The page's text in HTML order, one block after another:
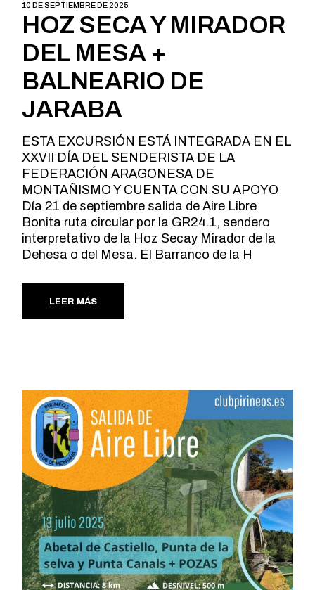
10 DE SEPTIEMBRE DE 2025
HOZ SECA Y MIRADOR
DEL MESA +
BALNEARIO DE
JARABA
ESTA EXCURSIÓN ESTÁ INTEGRADA EN EL
XXVII DÍA DEL SENDERISTA DE LA
FEDERACIÓN ARAGONESA DE
MONTAÑISMO Y CUENTA CON SU APOYO
Día 21 de septiembre salida de Aire Libre
Bonita ruta circular por la GR24.1, sendero
interpretativo de la Hoz Secay Mirador de la
Dehesa o del Mesa. El Barranco de la H
LEER MÁS